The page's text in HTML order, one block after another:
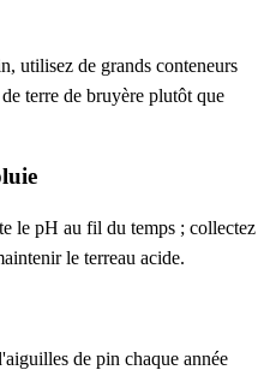
utilisez de grands conteneurs
terre de bruyère plutôt que
le pH au fil du temps ; collectez
le terreau acide.
de pin chaque année